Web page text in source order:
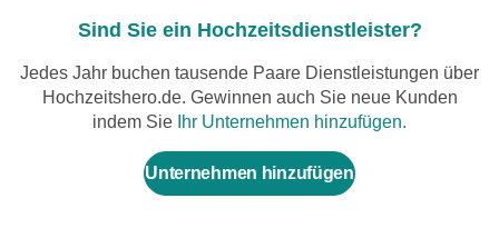
Sind Sie ein Hochzeitsdienstleister?
Jedes Jahr buchen tausende Paare Dienstleistungen über
Hochzeitshero.de. Gewinnen auch Sie neue Kunden
indem Sie Ihr Unternehmen hinzufügen.
Unternehmen hinzufügen